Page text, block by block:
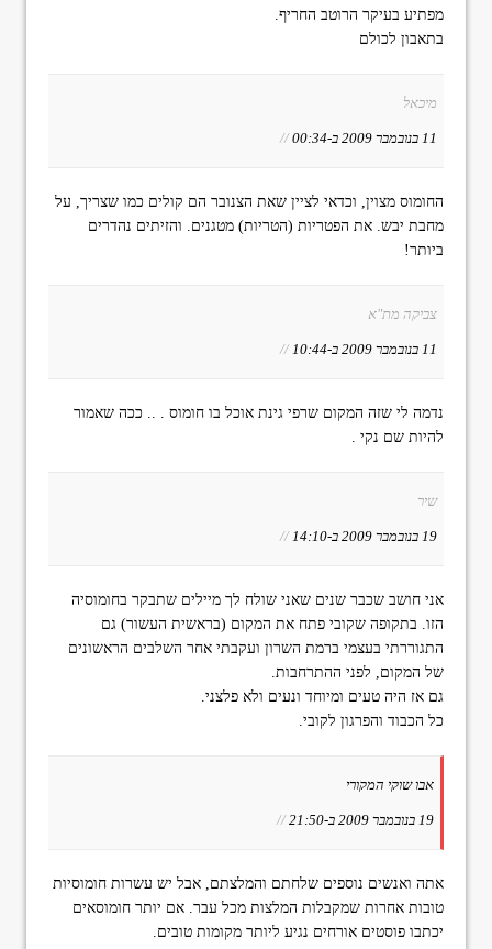
מפתיע בעיקר הרוטב החריף.
בתאבון לכולם
מיכאל
11 בנובמבר 2009 ב-00:34 //
החומוס מצוין, וכדאי לציין שאת הצנובר הם קולים כמו שצריך, על
מחבת יבש. את הפטריות (הטריות) מטגנים. והזיתים נהדרים
ביותר!
צביקה מת"א
11 בנובמבר 2009 ב-10:44 //
נדמה לי שזה המקום שרפי גינת אוכל בו חומוס . .. ככה שאמור
להיות שם נקי .
שיר
19 בנובמבר 2009 ב-14:10 //
אני חושב שכבר שנים שאני שולח לך מיילים שתבקר בחומוסיה
הזו. בתקופה שקובי פתח את המקום (בראשית העשור) גם
התגוררתי בעצמי ברמת השרון ועקבתי אחר השלבים הראשונים
של המקום, לפני ההתרחבות.
גם אז היה טעים ומיוחד ונעים ולא פלצני.
כל הכבוד והפרגון לקובי.
אבו שוקי המקורי
19 בנובמבר 2009 ב-21:50 //
אתה ואנשים נוספים שלחתם והמלצתם, אבל יש עשרות חומוסיות
טובות אחרות שמקבלות המלצות מכל עבר. אם יותר חומוסאים
יכתבו פוסטים אורחים נגיע ליותר מקומות טובים.